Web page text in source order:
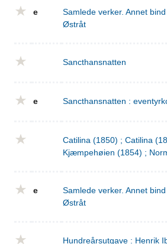
e
Samlede verker. Annet
Østråt
Sancthansnatten
e Sancthansnatten :
Catilina (1850) ; Catilina
Kjæmpehøien (1854) ;
e
Samlede verker. Annet
Østråt
Hundreårsutgave : Henrik